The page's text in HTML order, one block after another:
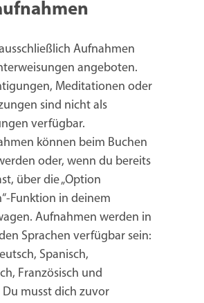
Aufnahmen
angeboten.
Meditationen oder
sind nicht als
verfügbar.
können beim Buchen
oder, wenn du bereits
über die „Option
Funktion in deinem
Aufnahmen werden in
Sprachen verfügbar sein:
Spanisch,
Französisch und
Du musst dich zuvor